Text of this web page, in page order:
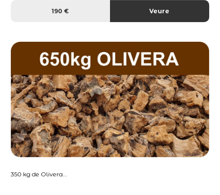
190 € Veure
350 kg de Olivera...